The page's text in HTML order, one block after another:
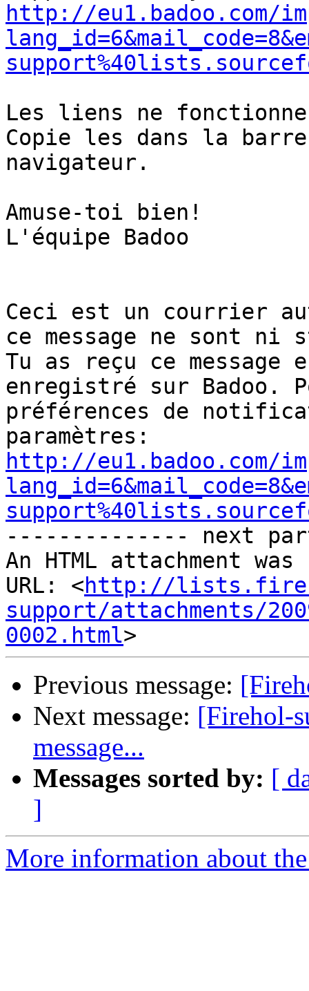
http://eu1.badoo.com/
Les liens ne
Copie les dans la
navigateur.
Amuse-toi bien!
L'équipe Badoo
Ceci est un courrier
ce message ne sont
Tu as reçu ce
enregistré sur Badoo.
préférences de
http://eu1.badoo.com/
-------------- next
An HTML attachment
URL: <http://
support/attachments/
0002.html
Previous message:
Next message: [Firehol-
message...
Messages sorted by: [
]
More information about